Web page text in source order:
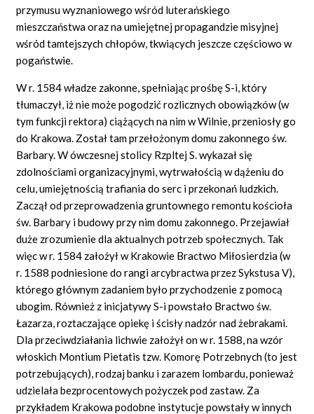
przymusu wyznaniowego wśród luterańskiego
mieszczaństwa oraz na umiejętnej propagandzie misyjnej
wśród tamtejszych chłopów, tkwiących jeszcze częściowo w
pogaństwie.
W r. 1584 władze zakonne, spełniając prośbę S-i, który
tłumaczył, iż nie może pogodzić rozlicznych obowiązków (w
tym funkcji rektora) ciążących na nim w Wilnie, przeniosły go
do Krakowa. Został tam przełożonym domu zakonnego św.
Barbary. W ówczesnej stolicy Rzpltej S. wykazał się
zdolnościami organizacyjnymi, wytrwałością w dążeniu do
celu, umiejętnością trafiania do serc i przekonań ludzkich.
Zaczął od przeprowadzenia gruntownego remontu kościoła
św. Barbary i budowy przy nim domu zakonnego. Przejawiał
duże zrozumienie dla aktualnych potrzeb społecznych. Tak
więc w r. 1584 założył w Krakowie Bractwo Miłosierdzia (w
r. 1588 podniesione do rangi arcybractwa przez Sykstusa V),
którego głównym zadaniem było przychodzenie z pomocą
ubogim. Również z inicjatywy S-i powstało Bractwo św.
Łazarza, roztaczające opiekę i ścisły nadzór nad żebrakami.
Dla przeciwdziałania lichwie założył on w r. 1588, na wzór
włoskich Montium Pietatis tzw. Komorę Potrzebnych (to jest
potrzebujących), rodzaj banku i zarazem lombardu, ponieważ
udzielała bezprocentowych pożyczek pod zastaw. Za
przykładem Krakowa podobne instytucje powstały w innych